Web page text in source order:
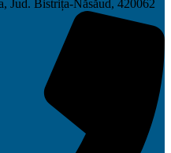
Jud. Bistrița-Năsăud, 420062